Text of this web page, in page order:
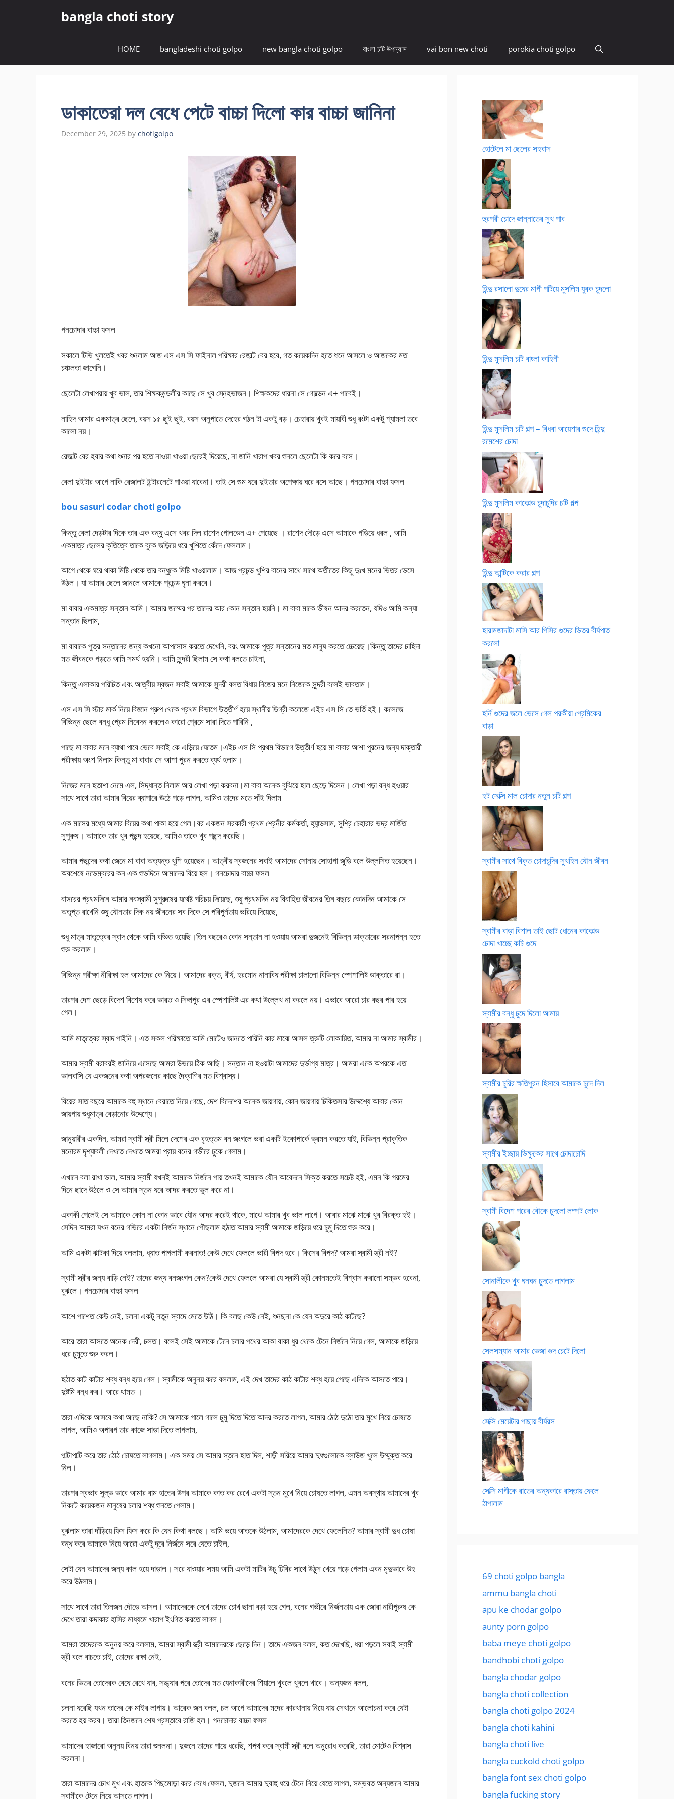
bangla choti story
HOME bangladeshi choti golpo new bangla choti golpo বাংলা চটি উপন্যাস vai bon new choti porokia choti golpo
ডাকাতেরা দল বেধে পেটে বাচ্চা দিলো কার বাচ্চা জানিনা
December 29, 2025 by chotigolpo
গনচোদার বাচ্চা ফসল
সকালে টিভি খুলতেই খবর শুনলাম আজ এস এস সি ফাইনাল পরিক্ষার রেজাল্ট বের হবে, গত কয়েকদিন হতে শুনে আসলে ও আজকের মত
চঞ্চলতা জাগেনি।
ছেলেটা লেখাপরায় খুব ভাল, তার শিক্ষকমন্ডলীর কাছে সে খুব স্নেহভাজন। শিক্ষকদের ধারনা সে গোল্ডেন এ+ পাবেই।
নাহিদ আমার একমাত্র ছেলে, বয়স ১৫ ছুই ছুই, বয়স অনুপাতে দেহের গঠন টা একটু বড়। চেহারায় খুবই মায়াবী শুধু রংটা একটু শ্যামলা তবে
কালো নয়।
রেজাল্ট বের হবার কথা শুনার পর হতে নাওয়া খাওয়া ছেরেই দিয়েছে, না জানি খারাপ খবর শুনলে ছেলেটা কি করে বসে।
বেলা দুইটার আগে নাকি রেজালট ইন্টারনেটে পাওয়া যাবেনা। তাই সে গুম ধরে দুইতার অপেক্ষায় ঘরে বসে আছে। গনচোদার বাচ্চা ফসল
bou sasuri codar choti golpo
কিন্তু বেলা দেড়টার দিকে তার এক বন্ধু এসে খবর দিল রাশেদ গোলডেন এ+ পেয়েছে । রাশেদ দৌড়ে এসে আমাকে গড়িয়ে ধরল , আমি
একমাত্র ছেলের কৃতিত্বে তাকে বুকে জড়িয়ে ধরে খুশিতে কেঁদে ফেললাম।
আগে থেকে ঘরে থাকা মিষ্টি থেকে তার বন্ধুকে মিষ্টি খাওয়ালাম। আজ প্রচন্ড খুশির বানের সাথে সাথে অতীতের কিছু দুঃখ মনের ভিতর ভেসে
উঠল। যা আমার ছেলে জানলে আমাকে প্রচন্ড ঘৃনা করবে।
মা বাবার একমাত্র সন্তান আমি। আমার জম্মের পর তাদের আর কোন সন্তান হয়নি। মা বাবা মাকে ভীষন আদর করতেন, যদিও আমি কন্যা
সন্তান ছিলাম,
মা বাবাকে পুত্র সন্তানের জন্য কখনো আপসোস করতে দেখেনি, বরং আমাকে পুত্র সন্তানের মত মানুষ করতে চ্চেয়েছ।কিন্তু তাদের চাহিদা
মত জীবনকে গড়তে আমি সমর্থ হয়নি। আমি সুন্দরী ছিলাম সে কথা বলতে চাইনা,
কিন্তু এলাকার পরিচিত এবং আত্বীয় স্বজন সবাই আমাকে সুন্দরী বলত বিধায় নিজের মনে নিজেকে সুন্দরী বলেই ভাবতাম।
এস এস সি স্টার মার্ক নিয়ে বিজ্ঞান গ্রুপ থেকে প্রথম বিভাগে উত্তীর্ণ হয়ে স্থানীয় ডিগ্রী কলেজে এইচ এস সি তে ভর্তি হই। কলেজে
বিভিন্ন ছেলে বন্ধু প্রেম নিবেদন করলেও কারো প্রেমে সারা দিতে পারিনি ,
পাছে মা বাবার মনে ব্যাথা পাবে ভেবে সবাই কে এড়িয়ে যেতেম।এইচ এস সি প্রথম বিভাগে উত্তীর্ণ হয়ে মা বাবার আশা পুরনের জন্য দাক্তারী
পরীক্ষায় অংশ নিলাম কিন্তু মা বাবার সে আশা পুরন করতে ব্যর্থ হলাম।
নিজের মনে হতাশা নেমে এল, সিদ্ধান্ত নিলাম আর লেখা পড়া করবনা।মা বাবা অনেক বুঝিয়ে হাল ছেড়ে দিলেন। লেখা পড়া বন্ধ হওয়ার
সাথে সাথে তারা আমার বিয়ের ব্যাপারে ঊঠে পড়ে লাগল, আমিও তাদের মতে সাঁই দিলাম
এক মাসের মধ্যে আমার বিয়ের কথা পাকা হয়ে গেল।বর একজন সরকারী প্রথম শ্রেনীর কর্মকর্তা, হ্যান্ডসাম, সুশ্রি চেহারার ভদ্র মার্জিত
সুপুরুষ। আমাকে তার খুব পছন্দ হয়েছে, আমিও তাকে খুব পছন্দ করেছি।
আমার পছন্দের কথা জেনে মা বাবা অত্যন্ত খুশি হয়েছেন। আত্বীয় স্বজনের সবাই আমাদের সোনায় সোহাগা জুড়ি বলে উল্লসিত হয়েছেন।
অবশেষে নভেম্বরের কন এক শুভদিনে আমাদের বিয়ে হল। গনচোদার বাচ্চা ফসল
বাসরের প্রথমদিনে আমার নবস্বামী সুপুরুষের যথেষ্ট পরিচয় দিয়েছে, শুধু প্রথমদিন নয় বিবাহিত জীবনের তিন বছরে কোনদিন আমাকে সে
অতৃপ্ত রাখেনি শুধু যৌনতার দিক নয় জীবনের সব দিকে সে পরিপুর্নতায় ভরিয়ে দিয়েছে,
শুধু মাত্র মাতৃত্বের স্বাদ থেকে আমি বঞ্চিত হয়েছি।তিন বছরেও কোন সন্তান না হওয়ায় আমরা দুজনেই বিভিন্ন ডাক্তারের সরনাপন্ন হতে
শুরু করলাম।
বিভিন্ন পরীক্ষা নীরিক্ষা হল আমাদের কে নিয়ে। আমাদের রক্ত, বীর্য, হরমোন নানাবিধ পরীক্ষা চালালো বিভিন্ন স্পেশালিষ্ট ডাক্তারে রা।
তারপর দেশ ছেড়ে বিদেশ বিশেষ করে ভারত ও সিঙ্গাপুর এর স্পেশালিষ্ট এর কথা উল্লেখ না করলে নয়। এভাবে আরো চার বছর পার হয়ে
গেল।
আমি মাতৃত্বের স্বাদ পাইনি। এত সকল পরিক্ষাতে আমি মোটেও জানতে পারিনি কার মাঝে আসল ত্রুটি লোকায়িত, আমার না আমার স্বামীর।
আমার স্বামী বরাবরই জানিয়ে এসেছে আমরা উভয়ে ঠিক আছি। সন্তান না হওয়াটা আমাদের দুর্ভাগ্য মাত্র। আমরা একে অপরকে এত
ভালবাসি যে একজনের কথা অপরজনের কাছে দৈব্বাণির মত বিশ্বাস্য।
বিয়ের সাত বছরে আমাকে বহু স্থানে বেরাতে নিয়ে গেছে, দেশ বিদেশের অনেক জায়গায়, কোন জায়গায় চিকিতসার উদ্দেশ্যে আবার কোন
জায়গায় শুধুমাত্র বেড়ানোর উদ্দেশ্যে।
জানুয়ারীর একদিন, আমরা স্বামী স্ত্রী মিলে দেশের এক বৃহত্তম বন জংগলে ভরা একটি ইকোপার্কে ভ্রমন করতে যাই, বিভিন্ন প্রাকৃতিক
মনোরম দৃশ্যাবলী দেখতে দেখতে আমরা প্রায় বনের গভীরে ঢুকে গেলাম।
এখানে বলা রাখা ভাল, আমার স্বামী যখনই আমাকে নির্জনে পায় তখনই আমাকে যৌন আবেদনে সিক্ত করতে সচেষ্ট হই, এমন কি গরমের
দিনে ছাদে উঠলে ও সে আমার স্তন ধরে আদর করতে ভুল করে না।
একাকী পেলেই সে আমাকে কোন না কোন ভাবে যৌন আদর করেই থাকে, মাঝে আমার খুব ভাল লাগে। আবার মাঝে মাঝে খুব বিরক্ত হই।
সেদিন আমরা যখন বনের গভিরে একটা নির্জন স্থানে পৌছলাম হঠাত আমার স্বামী আমাকে জড়িয়ে ধরে চুমু দিতে শুরু করে।
আমি একটা ঝাটকা দিয়ে বললাম, ধ্যাত পাগলামী করনাত! কেউ দেখে ফেললে ভারী বিপদ হবে। কিসের বিপদ? আমরা স্বামী স্ত্রী নই?
স্বামী স্ত্রীর জন্য বাড়ি নেই? তাদের জন্য বনজংগল কেন?কেউ দেখে ফেললে আমরা যে স্বামী স্ত্রী কোনমতেই বিশ্বাস করানো সম্ভব হবেনা,
বুঝলে। গনচোদার বাচ্চা ফসল
আশে পাশেত কেউ নেই, চলনা একটু নতুন স্বাদে মেতে উঠি। কি বলছ কেউ নেই, শুনছনা কে যেন অদুরে কাঠ কাটছে?
আরে তারা আসতে অনেক দেরী, চলত। বলেই সেই আমাকে টেনে চলার পথের আকা বাকা ধুর থেকে টেনে নির্জনে নিয়ে গেল, আমাকে জড়িয়ে
ধরে চুমুতে শুরু করল।
হঠাত কাট কাটার শব্ধ বন্ধ হয়ে গেল। স্বামীকে অনুনয় করে বললাম, এই দেখ তাদের কাঠ কাটার শব্ধ হয়ে গেছে এদিকে আসতে পারে।
দুষ্টমি বন্ধ কর। আরে থামত ।
তারা এদিকে আসবে কথা আছে নাকি? সে আমাকে গালে গালে চুমু দিতে দিতে আদর করতে লাগল, আমার ঠোঠ দুঠো তার মুখে নিয়ে চোষতে
লাগল, আমিও অপারগ তার কাজে সাড়া দিতে লাগলাম,
পাল্টাপাল্টি করে তার ঠোঠ চোষতে লাগলাম। এক সময় সে আমার স্তনে হাত দিল, শাড়ী সরিয়ে আমার দুধগুলোকে ব্লাউজ খুলে উম্মুক্ত করে
নিল।
তারপর স্বভাব সুল্ভ ভাবে আমার বাম হাতের উপর আমাকে কাত কর রেখে একটা স্তন মুখে নিয়ে চোষতে লাগল, এমন অবস্থায় আমাদের খুব
নিকটে কয়েকজন মানুষের চলার শব্ধ শুনতে পেলাম।
বুঝলাম তারা দাঁড়িয়ে ফিস ফিস করে কি যেন কিথা বলছে। আমি ভয়ে আতকে উঠলাম, আমাদেরকে দেখে ফেলেনিত? আমার স্বামী দুধ চোষা
বন্ধ করে আমাকে নিয়ে আরো একটু দূরে নির্জনে সরে যেতে চাইল,
সেটা যেন আমাদের জন্য কাল হয়ে দাড়াল। সরে যাওয়ার সময় আমি একটা মাটির উচু ঢিবির সাথে উঠুস খেয়ে পড়ে গেলাম এবন মৃদুভাবে উহ
করে উঠলাম।
সাথে সাথে তারা তিনজন দৌড়ে আসল। আমাদেরকে দেখে তাদের চোখ ছানা বড়া হয়ে গেল, বনের গভীরে নির্জনতায় এক জোরা নারীপুরুষ কে
দেখে তারা কদাকার হাসির মাধ্যমে খারাপ ইংগিত করতে লাগল।
আমরা তাদেরকে অনুনয় করে বললাম, আমরা স্বামী স্ত্রী আমাদেরকে ছেড়ে দিন। তাদে একজন বলল, কত দেখেছি, ধরা পড়লে সবাই স্বামী
স্ত্রী বলে বাচতে চাই, তোদের রক্ষা নেই,
বনের ভিতর তোদেরক বেধে রেখে যাব, সন্ধ্যার পরে তোদের মত যেনাকারীদের শিয়ালে খুবলে খুবলে খাবে। অন্যজন বলল,
চলনা ধরেছি যখন তাদের কে মাইর লাগায়। আরেক জন বলল, চল আগে আমাদের মদের কারখানায় নিয়ে যায় সেখানে আলোচনা করে যেটা
করতে হয় করব। তারা তিনজনে শেষ প্রস্তাবে রাজি হল। গনচোদার বাচ্চা ফসল
আমাদের হাজারো অনুনয় বিনয় তারা শুনলনা। দুজনে তাদের পায়ে ধরেছি, শপথ করে স্বামী স্ত্রী বলে অনুরোধ করেছি, তারা মোটেও বিশ্বাস
করলনা।
তারা আমাদের চোখ মুখ এবং হাতকে পিছমোড়া করে বেধে ফেলল, দুজনে আমার দুবাহু ধরে টেনে নিয়ে যেতে লাগল, সম্ভবত অন্যজনে আমার
স্বামীকে টেনে নিয়ে আসতে লাগল।
হোটেলে মা ছেলের সহবাস
হুরপরী চোদে জান্নাতের সুখ পাব
হিন্দু রসালো দুধের মাগী পটিয়ে মুসলিম যুবক চুদলো
হিন্দু মুসলিম চটি বাংলা কাহিনী
হিন্দু মুসলিম চটি গল্প – বিধবা আয়েশার গুদে হিন্দু
রমেশের চোদা
হিন্দু মুসলিম কাকোল্ড চুদাচুদির চটি গল্প
হিন্দু আন্টিকে করার গল্প
হারামজাদাটা মাসি আর পিসির গুদের ভিতর বীর্যপাত
করলো
হর্নি গুদের জলে ভেসে গেল পরকীয়া প্রেমিকের
বাড়া
হট সেক্সি মাল চোদার নতুন চটি গল্প
স্বামীর সাথে বিকৃত চোদাচুদির সুখহিন যৌন জীবন
স্বামীর বাড়া বিশাল তাই ছোট ধোনের কাকোল্ড
চোদা খাচ্ছে কচি গুদে
স্বামীর বন্ধু চুদে দিলো আমায়
স্বামীর চুরির ক্ষতিপুরন হিসাবে আমাকে চুদে দিল
স্বামীর ইচ্ছায় ভিক্ষুকের সাথে চোদাচোদি
স্বামী বিদেশ পরের বৌকে চুদলো লম্পট লোক
সোনালীকে খুব ঘনঘন চুদতে লাগলাম
সেলসম্যান আমার ভেজা গুদ চেটে দিলো
সেক্সি মেয়েটার পাছায় বীর্যরস
সেক্সি মাগীকে রাতের অন্ধকারে রাস্তায় ফেলে
ঠাপালাম
69 choti golpo bangla
ammu bangla choti
apu ke chodar golpo
aunty porn golpo
baba meye choti golpo
bandhobi choti golpo
bangla chodar golpo
bangla choti collection
bangla choti golpo 2024
bangla choti kahini
bangla choti live
bangla cuckold choti golpo
bangla font sex choti golpo
bangla fucking story